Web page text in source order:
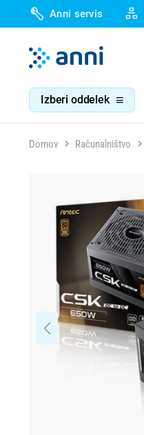
Anni servis
Izberi oddelek
Domov Računalništvo